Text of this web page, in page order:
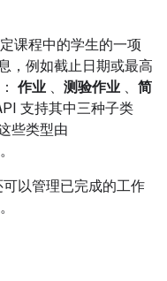
课程中的学生的一项
，例如截止日期或最高
作业 、 测验作业 、 简
支持其中三种子类
些类型由
以管理已完成的工作